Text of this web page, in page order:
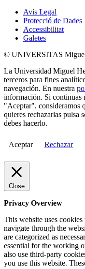
Avís Legal
Protecció de Dades
Accessibilitat
Galetes
© UNIVERSITAS
La Universidad Miguel
terceros para fines
navegación. En nuestra
información. Si continuas
"Aceptar", consideramos
quieres rechazarlas pulsa
debes hacerlo.
Aceptar Rechazar
Close
Privacy Overview
This website uses
navigate through the
are categorized as
essential for the working
also use third-party
you use this website.